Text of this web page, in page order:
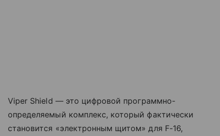
Viper Shield — это цифровой программно-
определяемый комплекс, который фактически
становится «электронным щитом» для F-16,